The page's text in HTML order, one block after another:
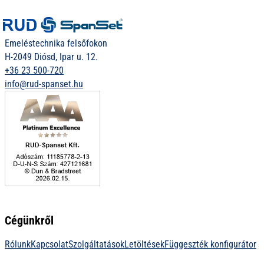
Emeléstechnika felsőfokon
H-2049 Diósd, Ipar u. 12.
+36 23 500-720
info@rud-spanset.hu
Cégünkről
RólunkKapcsolatSzolgáltatásokLetöltésekFüggeszték konfigurátor